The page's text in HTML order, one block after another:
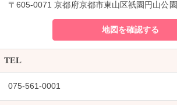
〒605-0071 京都府京都市東山区祇園円山公園
地図を確認する
TEL
075-561-0001